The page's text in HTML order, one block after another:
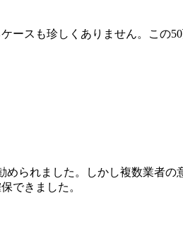
ースも珍しくありません。この
られました。しかし複数業者
できました。